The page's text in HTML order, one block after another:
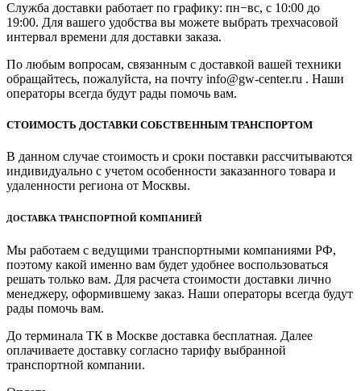
Служба доставки работает по графику: пн−вс, с 10:00 до
19:00. Для вашего удобства вы можете выбрать трехчасовой
интервал времени для доставки заказа.
По любым вопросам, связанным с доставкой вашей техники
обращайтесь, пожалуйста, на почту info@gw-center.ru . Наши
операторы всегда будут рады помочь вам.
СТОИМОСТЬ ДОСТАВКИ СОБСТВЕННЫМ ТРАНСПОРТОМ
В данном случае стоимость и сроки поставки рассчитываются
индивидуально с учетом особенности заказанного товара и
удаленности региона от Москвы.
ДОСТАВКА ТРАНСПОРТНОЙ КОМПАНИЕЙ
Мы работаем с ведущими транспортными компаниями РФ,
поэтому какой именно вам будет удобнее воспользоваться
решать только вам. Для расчета стоимости доставки лично
менеджеру, оформившему заказ. Наши операторы всегда будут
рады помочь вам.
До терминала ТК в Москве доставка бесплатная. Далее
оплачиваете доставку согласно тарифу выбранной
транспортной компании.